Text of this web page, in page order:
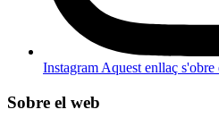
Instagram Aquest enllaç s'obre
Sobre el web